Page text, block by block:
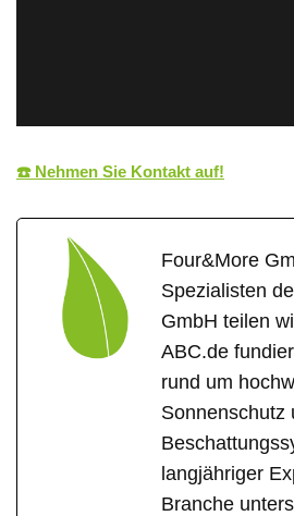
☎️ Nehmen Sie Kontakt auf!
Four&More
Spezialisten
GmbH teilen
ABC.de
rund um
Sonnenschutz
langjähriger
Branche